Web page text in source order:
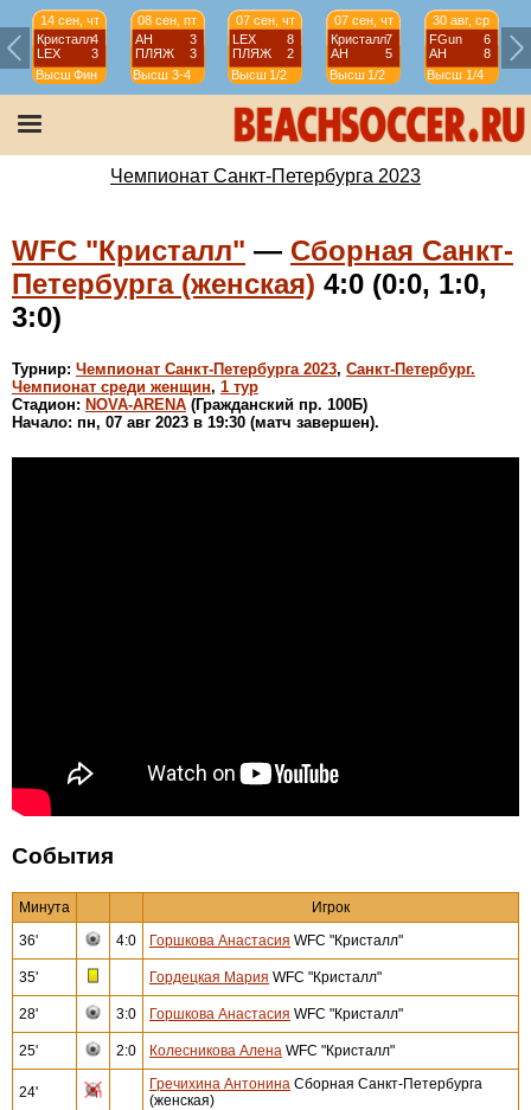
14 сен, чт
Кристалл4
LEX
3
Высш Фин
08 сен, пт
АН
3
ПЛЯЖ
3
Высш 3-4
07 сен, чт
LEX
8
ПЛЯЖ
2
Высш 1/2
07 сен, чт
Кристалл7
АН
5
Высш 1/2
30 авг, ср
FGun
6
АН
8
Высш 1/4
Чемпионат Санкт-Петербурга 2023
WFC "Кристалл" — Сборная Санкт-
Петербурга (женская) 4:0 (0:0, 1:0,
3:0)
Турнир: Чемпионат Санкт-Петербурга 2023, Санкт-Петербург.
Чемпионат среди женщин, 1 тур
Стадион: NOVA-ARENA (Гражданский пр. 100Б)
Начало: пн, 07 авг 2023 в 19:30 (матч завершен).
События
Минута
Игрок
36'
4:0 Горшкова Анастасия WFC "Кристалл"
35' Гордецкая Мария WFC "Кристалл"
28' 3:0 Горшкова Анастасия WFC "Кристалл"
25' 2:0 Колесникова Алена WFC "Кристалл"
24' Гречихина Антонина Сборная Санкт-Петербурга
(женская)